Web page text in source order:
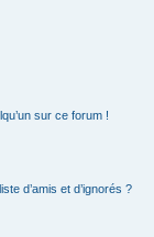
sur ce forum !
d’amis et d’ignorés ?